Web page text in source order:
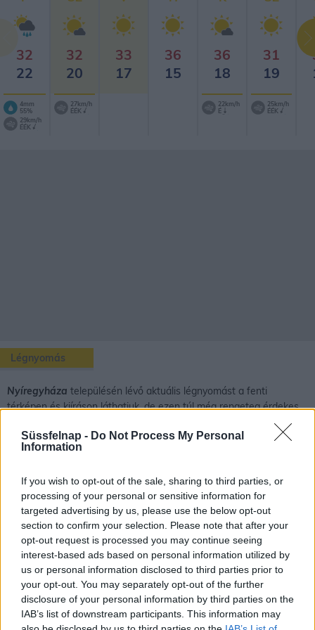
Süssfelnap - Do Not Process My Personal
Information
If you wish to opt-out of the sale, sharing to third parties, or
processing of your personal or sensitive information for
targeted advertising by us, please use the below opt-out
section to confirm your selection. Please note that after your
opt-out request is processed you may continue seeing
interest-based ads based on personal information utilized by
us or personal information disclosed to third parties prior to
your opt-out. You may separately opt-out of the further
disclosure of your personal information by third parties on the
IAB’s list of downstream participants. This information may
32
22
4mm
55%
29km/h
ÉÉK
32
20
27km/h
ÉÉK
33
17
36
15
36
18
22km/h
É
31
19
25km/h
ÉÉK
Légnyomás
Nyíregyháza településén lévő aktuális légnyomást a fenti
térképen és kiíráson láthatjuk, de ezen túl még rengeteg érdekes
A légnyomás oka, fogalma
A gázoknak is van tömegük, a gáz részecskéit is vonzza a Föld.
Egy szokásos méretű tartályba bezárt gáz esetében ez a tömeg
azonban kicsi, így a gáz súlyát csak nagyon érzékeny mérleggel
lehet kimutatni.
Földünket körülvevő levegő kis sűrűségű a folyadékokhoz, szilárd
anyagokhoz képest, de a légkör hatalmas gázmennyiséget jelent.
Ennek a levegőóceánnak a súlya már jelentős. A légkörnek is
létezik tehát a súlyából származó nyomása, melyet légnyomásnak